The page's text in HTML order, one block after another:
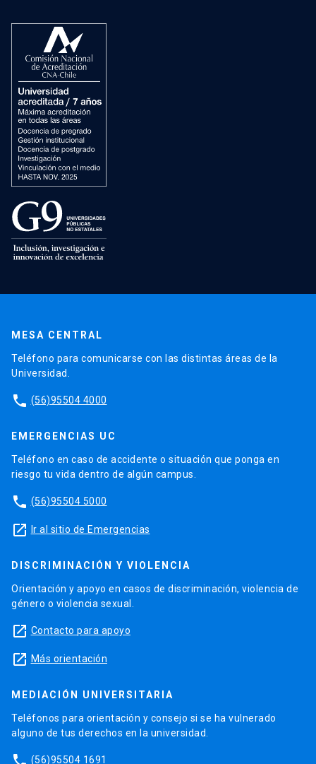
MESA CENTRAL
Teléfono para comunicarse con las distintas áreas de la
Universidad.
phone (56)95504 4000
EMERGENCIAS UC
Teléfono en caso de accidente o situación que ponga en
riesgo tu vida dentro de algún campus.
phone (56)95504 5000
launch Ir al sitio de Emergencias
DISCRIMINACIÓN Y VIOLENCIA
Orientación y apoyo en casos de discriminación, violencia de
género o violencia sexual.
launch Contacto para apoyo
launch Más orientación
MEDIACIÓN UNIVERSITARIA
Teléfonos para orientación y consejo si se ha vulnerado
alguno de tus derechos en la universidad.
(56)95504 1691